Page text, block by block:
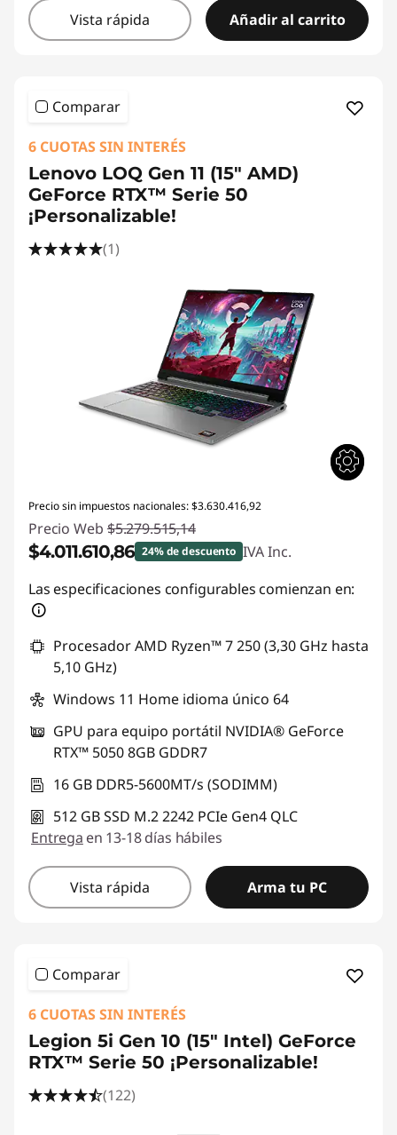
Vista rápida Añadir al carrito
Comparar
6 CUOTAS SIN INTERÉS
Lenovo LOQ Gen 11 (15" AMD)
GeForce RTX™ Serie 50
¡Personalizable!
(1)
Precio sin impuestos nacionales: $3.630.416,92
Precio Web $5.279.515,14
$4.011.610,86 24% de descuento IVA Inc.
Descuento prod (inc IVA) :-$1.267.904,28
Las especificaciones configurables comienzan en:
Procesador AMD Ryzen™ 7 250 (3,30 GHz hasta
5,10 GHz)
Windows 11 Home idioma único 64
GPU para equipo portátil NVIDIA® GeForce
RTX™ 5050 8GB GDDR7
16 GB DDR5-5600MT/s (SODIMM)
512 GB SSD M.2 2242 PCIe Gen4 QLC
Entrega en 13-18 días hábiles
Vista rápida Arma tu PC
Comparar
6 CUOTAS SIN INTERÉS
Legion 5i Gen 10 (15" Intel) GeForce
RTX™ Serie 50 ¡Personalizable!
(122)